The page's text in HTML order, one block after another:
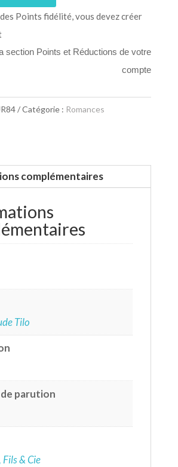
Points fidélité, vous devez créer
section Points et Réductions de votre
compte
Catégorie : Romances
complémentaires
Tilo
parution
& Cie